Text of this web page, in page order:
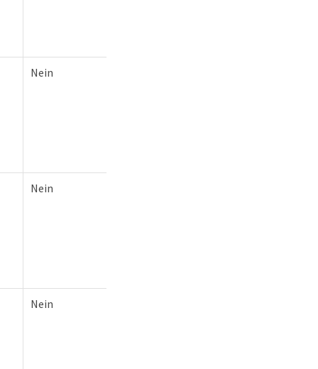
Nein
Nein
Nein